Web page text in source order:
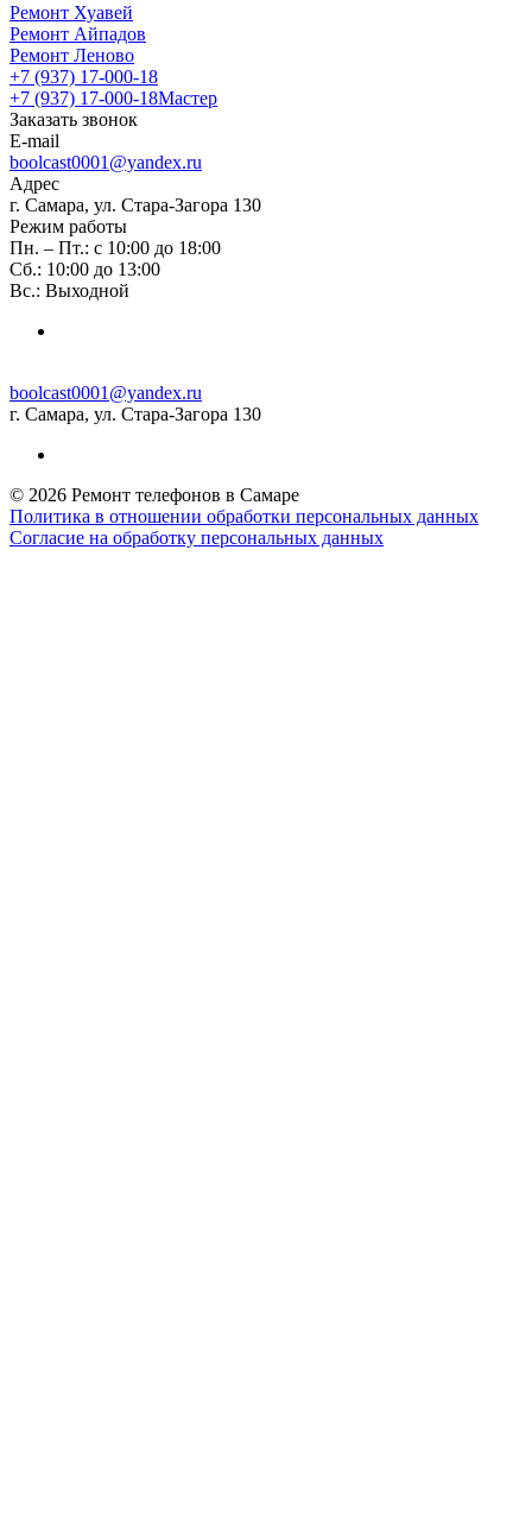
Ремонт Хуавей
Ремонт Айпадов
Ремонт Леново
+7 (937) 17-000-18
+7 (937) 17-000-18Мастер
Заказать звонок
E-mail
boolcast0001@yandex.ru
Адрес
г. Самара, ул. Стара-Загора 130
Режим работы
Пн. – Пт.: с 10:00 до 18:00
Сб.: 10:00 до 13:00
Вс.: Выходной
boolcast0001@yandex.ru
г. Самара, ул. Стара-Загора 130
© 2026 Ремонт телефонов в Самаре
Политика в отношении обработки персональных данных
Согласие на обработку персональных данных